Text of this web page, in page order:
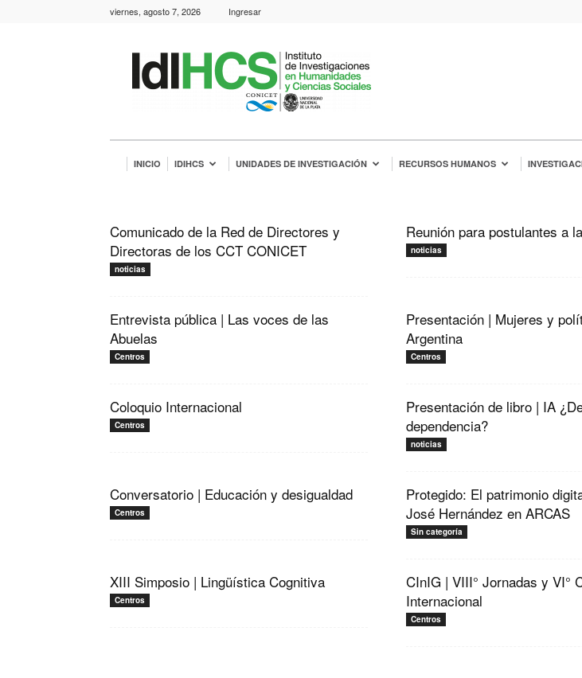
viernes, agosto 7, 2026 Ingresar
IdIHCS
INICIO IDIHCS UNIDADES DE INVESTIGACIÓN RECURSOS HUMANOS
Comunicado de la Red de Directores y
Directoras de los CCT CONICET
noticias
Reunión para postulantes a
noticias
Entrevista pública | Las voces de las
Abuelas
Centros
Presentación | Mujeres y
Argentina
Centros
Coloquio Internacional
Centros
Presentación de libro | IA
dependencia?
noticias
Conversatorio | Educación y desigualdad
Centros
Protegido: El patrimonio
José Hernández en ARCAS
Sin categoría
XIII Simposio | Lingüística Cognitiva
Centros
CInIG | VIII° Jornadas y VI°
Internacional
Centros